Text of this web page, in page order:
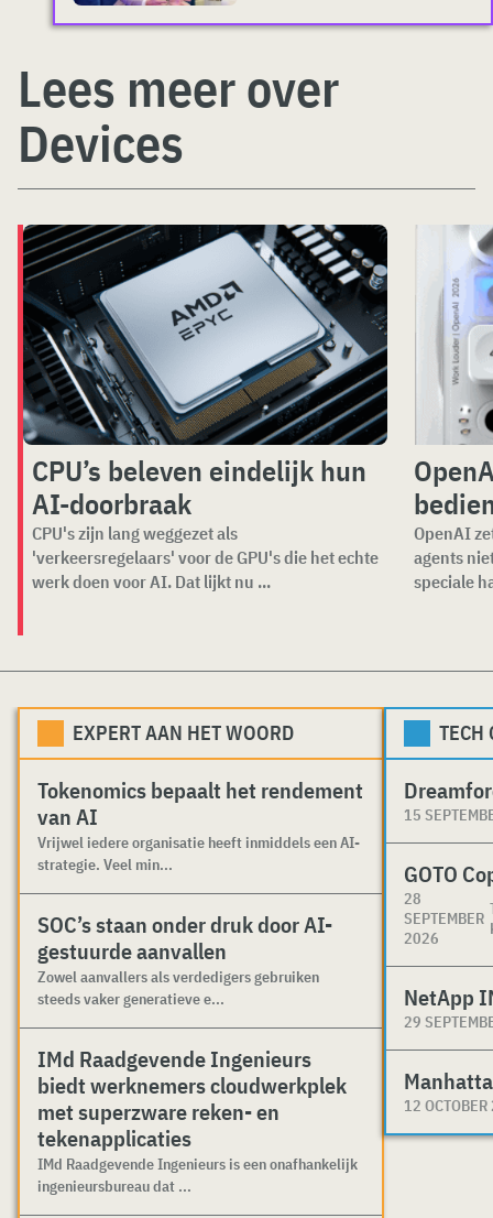
Lees meer over
Devices
CPU’s beleven eindelijk hun
AI-doorbraak
CPU's zijn lang weggezet als
'verkeersregelaars' voor de GPU's die het echte
werk doen voor AI. Dat lijkt nu ...
OpenAI
agents
speciale
EXPERT AAN HET WOORD
Tokenomics bepaalt het rendement
van AI
Vrijwel iedere organisatie heeft inmiddels een AI-
strategie. Veel min...
SOC’s staan onder druk door AI-
gestuurde aanvallen
Zowel aanvallers als verdedigers gebruiken
steeds vaker generatieve e...
IMd Raadgevende Ingenieurs
biedt werknemers cloudwerkplek
met superzware reken- en
tekenapplicaties
IMd Raadgevende Ingenieurs is een onafhankelijk
ingenieursbureau dat ...
TECH
15
GOTO
28
SEPTEMBER
2026
NetApp
29
12